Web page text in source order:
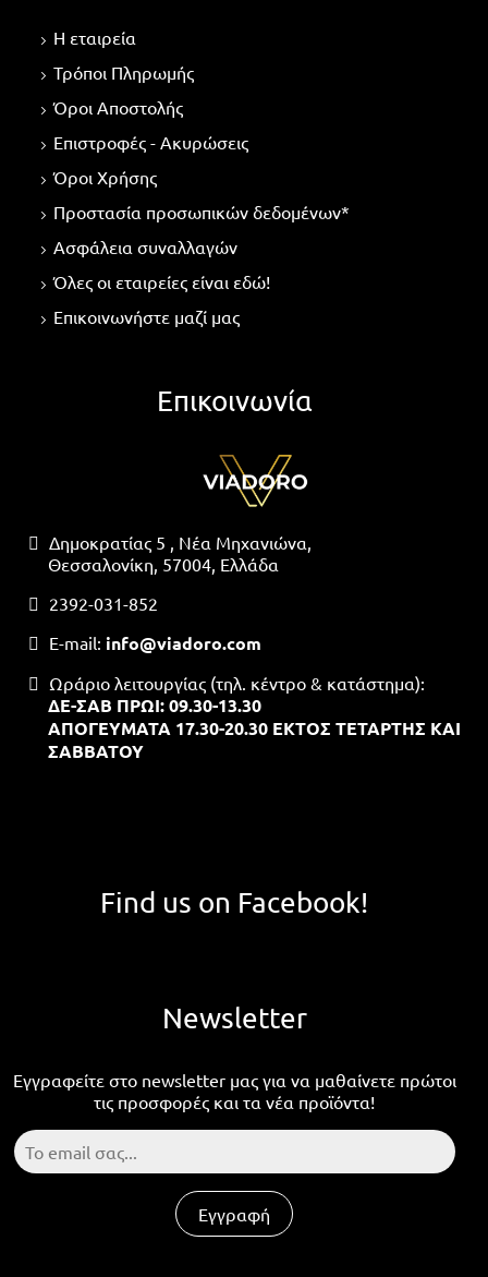
Η εταιρεία
Τρόποι Πληρωμής
Όροι Αποστολής
Επιστροφές - Ακυρώσεις
Όροι Χρήσης
Προστασία προσωπικών δεδομένων*
Ασφάλεια συναλλαγών
Όλες οι εταιρείες είναι εδώ!
Επικοινωνήστε μαζί μας
Επικοινωνία
Δημοκρατίας 5 , Νέα Μηχανιώνα,
Θεσσαλονίκη, 57004, Ελλάδα
2392-031-852
Ε-mail: info@viadoro.com
Ωράριο λειτουργίας (τηλ. κέντρο & κατάστημα):
ΔΕ-ΣΑΒ ΠΡΩΙ: 09.30-13.30
ΑΠΟΓΕΥΜΑΤΑ 17.30-20.30 ΕΚΤΟΣ ΤΕΤΑΡΤΗΣ ΚΑΙ
ΣΑΒΒΑΤΟΥ
Find us on Facebook!
Newsletter
Εγγραφείτε στο newsletter μας για να μαθαίνετε πρώτοι
τις προσφορές και τα νέα προϊόντα!
Εγγραφή